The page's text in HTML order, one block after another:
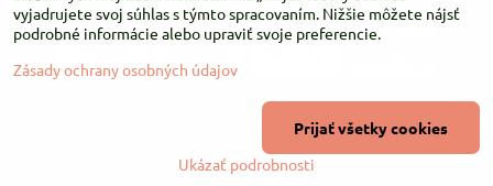
Copyright
Zásady ochrany osobných údajov
Vytvorené pomocou:BiznisWeb.sk
vyjadrujete svoj súhlas s týmto spracovaním. Nižšie môžete nájsť
podrobné informácie alebo upraviť svoje preferencie.
Zásady ochrany osobných údajov
Ukázať podrobnosti
Prijať všetky cookies